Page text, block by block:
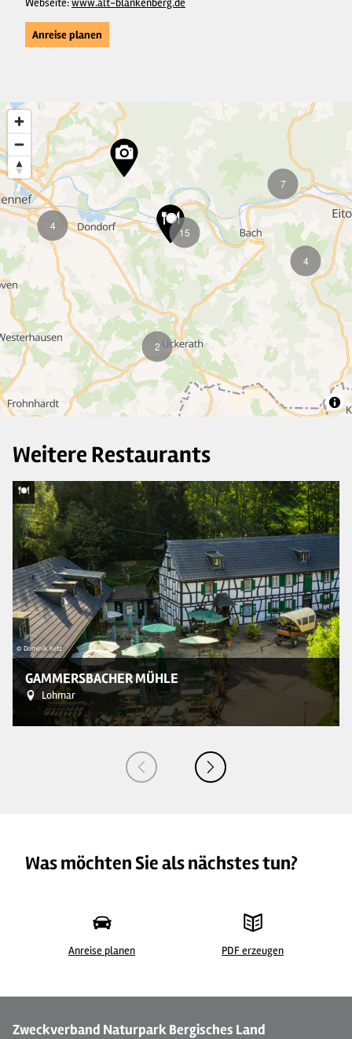
Webseite:www.alt-blankenberg.de
Anreise planen
7
4
15
2
4
Weitere Restaurants
© Dominik Ketz
GAMMERSBACHER MÜHLE
Lohmar
Was möchten Sie als nächstes tun?
Anreise planen PDF erzeugen
Zweckverband Naturpark Bergisches Land